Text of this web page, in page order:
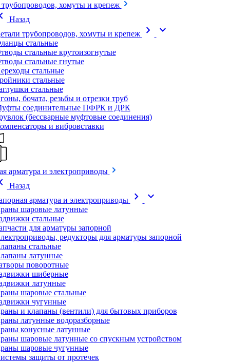
трубопроводов, хомуты и крепеж
Назад
трубопроводов, хомуты и крепеж
chevron_right expand_more
стальные
стальные крутоизогнутые
стальные гнутые
стальные
стальные
стальные
бочата, резьбы и отрезки труб
соединительные ПФРК и ДРК
(бессварные муфтовые соединения)
и вибровставки
арматура и электроприводы
Назад
арматура и электроприводы
chevron_right expand_more
шаровые латунные
стальные
для арматуры запорной
редукторы для арматуры запорной
стальные
латунные
поворотные
шиберные
латунные
шаровые стальные
чугунные
и клапаны (вентили) для бытовых приборов
латунные водоразборные
конусные латунные
шаровые латунные со спускным устройством
шаровые чугунные
защиты от протечек